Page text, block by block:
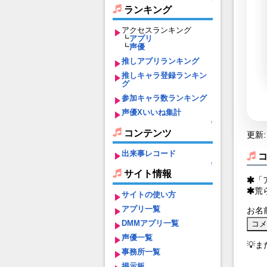
ランキング
アクセスランキング
┗アプリ
┗声優
推しアプリランキング
推しキャラ登録ランキン
グ
参加キャラ数ランキング
声優Xいいね集計
↑
コンテンツ
出来事レコード
↑
サイト情報
サイトの使い方
アプリ一覧
DMMアプリ一覧
声優一覧
事務所一覧
更新
「
荒
お名
💡ま